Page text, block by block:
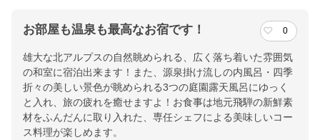
お部屋も温泉も最高なお宿です！ 0
雄大な北アルプスの自然眺められる、広く落ち着いた雰囲気
の和室に宿泊出来ます！また、源泉掛け流しの内風呂・四季
折々の美しい景色が眺められる3つの庭園露天風呂にゆっく
と入れ、旅の疲れを癒せますよ！お食事は地元飛騨の新鮮素
材をふんだんに取り入れた、専任シェフによる美味しいコー
ス料理が楽しめます。